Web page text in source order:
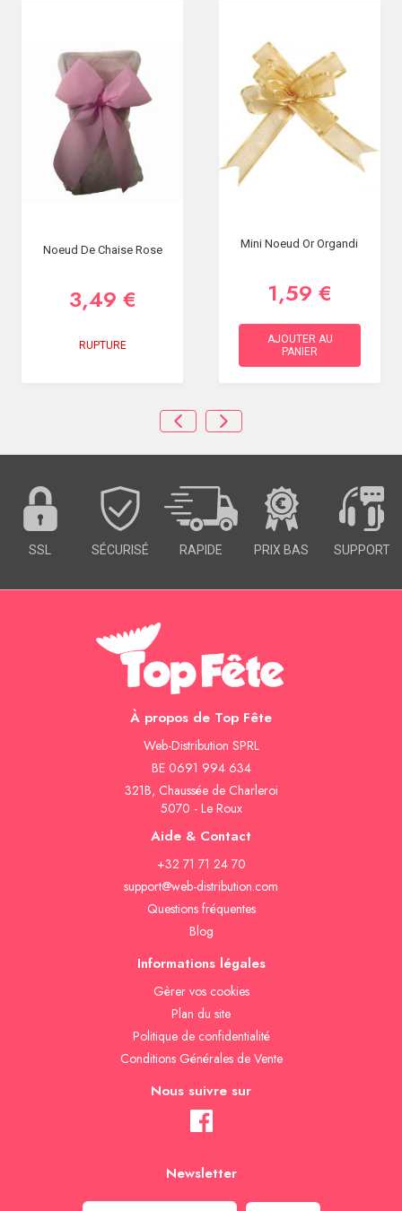
Noeud De Chaise Rose
3,49 €
RUPTURE
Mini Noeud Or Organdi
1,59 €
AJOUTER AU
PANIER
SSL SÉCURISÉ RAPIDE PRIX BAS SUPPORT
À propos de Top Fête
Web-Distribution SPRL
BE 0691 994 634
321B, Chaussée de Charleroi
5070 - Le Roux
Aide & Contact
+32 71 71 24 70
support@web-distribution.com
Questions fréquentes
Blog
Informations légales
Gèrer vos cookies
Plan du site
Politique de confidentialité
Conditions Générales de Vente
Nous suivre sur
Newsletter